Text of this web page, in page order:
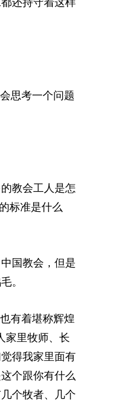
思考一个问题
教会工人是怎
标准是什么
国教会，但是
。
有着堪称辉煌
家里牧师、长
得我家里面有
个跟你有什么
个牧者、几个